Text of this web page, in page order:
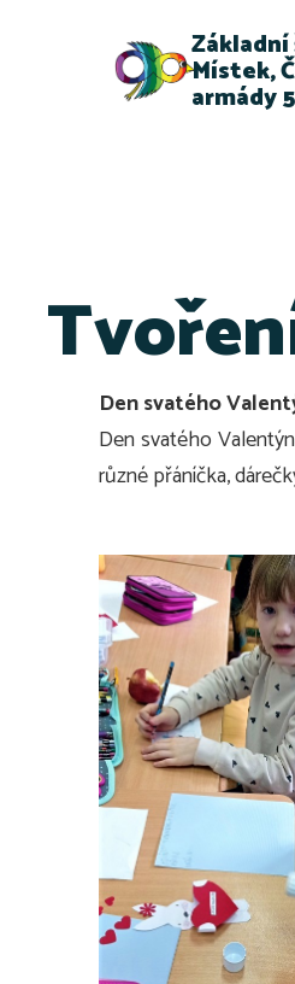
Místek,
armády
Den svatého
Den svatého
různé přáníčka,